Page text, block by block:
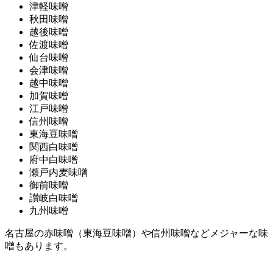
津軽味噌
秋田味噌
越後味噌
佐渡味噌
仙台味噌
会津味噌
越中味噌
加賀味噌
江戸味噌
信州味噌
東海豆味噌
関西白味噌
府中白味噌
瀬戸内麦味噌
御前味噌
讃岐白味噌
九州味噌
名古屋の赤味噌（東海豆味噌）や信州味噌などメジャーな味
噌もあります。